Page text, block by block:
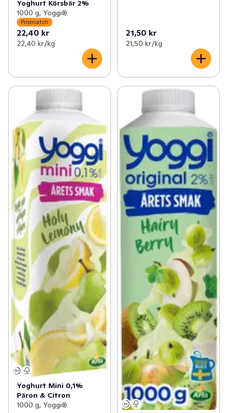
Yoghurt Körsbär 2%
1000 g, Yoggi®
Prismatch
22,40 kr
22,40 kr /kg
21,50 kr
21,50 kr /kg
Yoghurt Mini 0,1%
Päron & Citron
1000 g, Yoggi®